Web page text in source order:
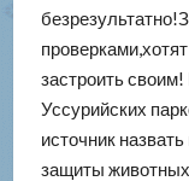
застроить
Уссурийских
источник
защиты